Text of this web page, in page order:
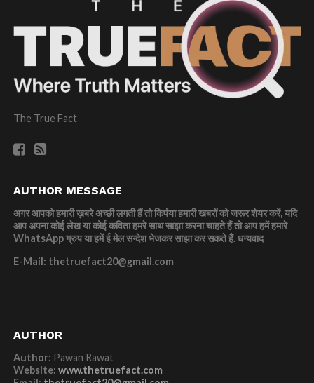
The True Fact
AUTHOR MESSAGE
अगर आपको हमारी ख़बरे अच्छी लगती हैं तो किर्पया हमारी खबरों को जरूर शेयर करें, यदि
आप अपना कोई लेख या कोई कविता हमरे साथ साझा करना चाहते हैं तो आप हमें हमारे
WhatsApp ग्रुप या हमें ई मेल सन्देश भेजकर साझा कर सकते हैं.धन्यवाद
E-Mail: thetruefact20@gmail.com
AUTHOR
Author: Pawan Rawat
Website: www.thetruefact.com